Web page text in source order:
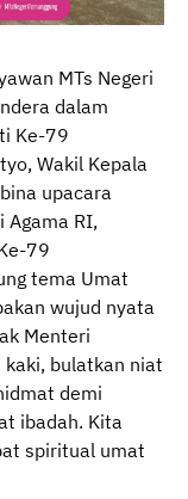
MTs Negeri
dalam
Ke-79
Wakil Kepala
upacara
Agama RI,
79
tema Umat
wujud nyata
Menteri
kaki, bulatkan niat
demi
ibadah. Kita
spiritual umat